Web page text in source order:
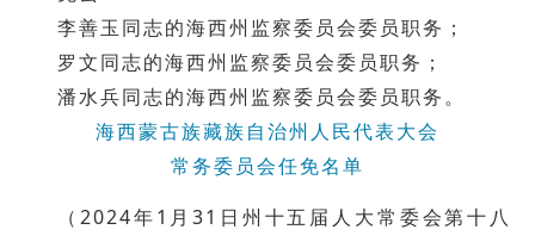
李善玉同志的海西州监察委员会委员职务；
罗文同志的海西州监察委员会委员职务；
潘水兵同志的海西州监察委员会委员职务。
海西蒙古族藏族自治州人民代表大会
常务委员会任免名单
（2024年1月31日州十五届人大常委会第十八